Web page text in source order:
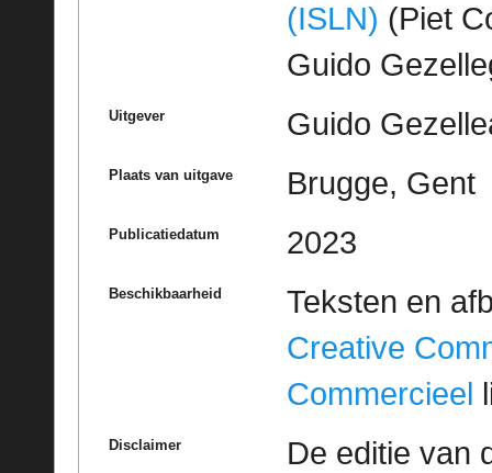
(ISLN) (Piet
Guido
Uitgever Guido
Plaats van uitgave Brugge, Gent
Publicatiedatum 2023
Beschikbaarheid
Teksten en
Creative
Commercieel
Disclaimer
De editie van